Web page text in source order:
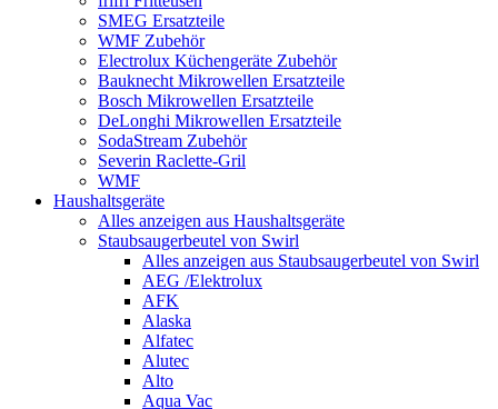
SMEG Ersatzteile
WMF Zubehör
Electrolux Küchengeräte Zubehör
Bauknecht Mikrowellen Ersatzteile
Bosch Mikrowellen Ersatzteile
DeLonghi Mikrowellen Ersatzteile
SodaStream Zubehör
Severin Raclette-Gril
WMF
Haushaltsgeräte
Alles anzeigen aus Haushaltsgeräte
Staubsaugerbeutel von Swirl
Alles anzeigen aus Staubsaugerbeutel von Swirl
AEG /Elektrolux
AFK
Alaska
Alfatec
Alutec
Alto
Aqua Vac